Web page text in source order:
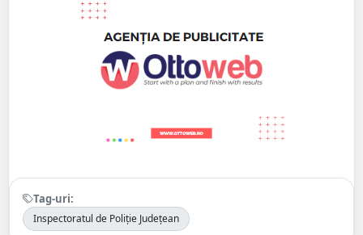
Tag-uri:
Inspectoratul de Poliție Județean